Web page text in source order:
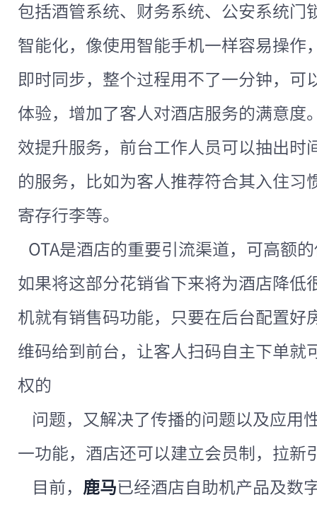
包括酒管系统、财务系统、公安系统门
智能化，像使用智能手机一样容易操作
即时同步，整个过程用不了一分钟，可
体验，增加了客人对酒店服务的满意度
效提升服务，前台工作人员可以抽出时
的服务，比如为客人推荐符合其入住习
寄存行李等。
OTA是酒店的重要引流渠道，可高额
如果将这部分花销省下来将为酒店降低
机就有销售码功能，只要在后台配置好
维码给到前台，让客人扫码自主下单就
权的
问题，又解决了传播的问题以及应用
一功能，酒店还可以建立会员制，拉新
目前， 鹿马已经酒店自助机产品及数